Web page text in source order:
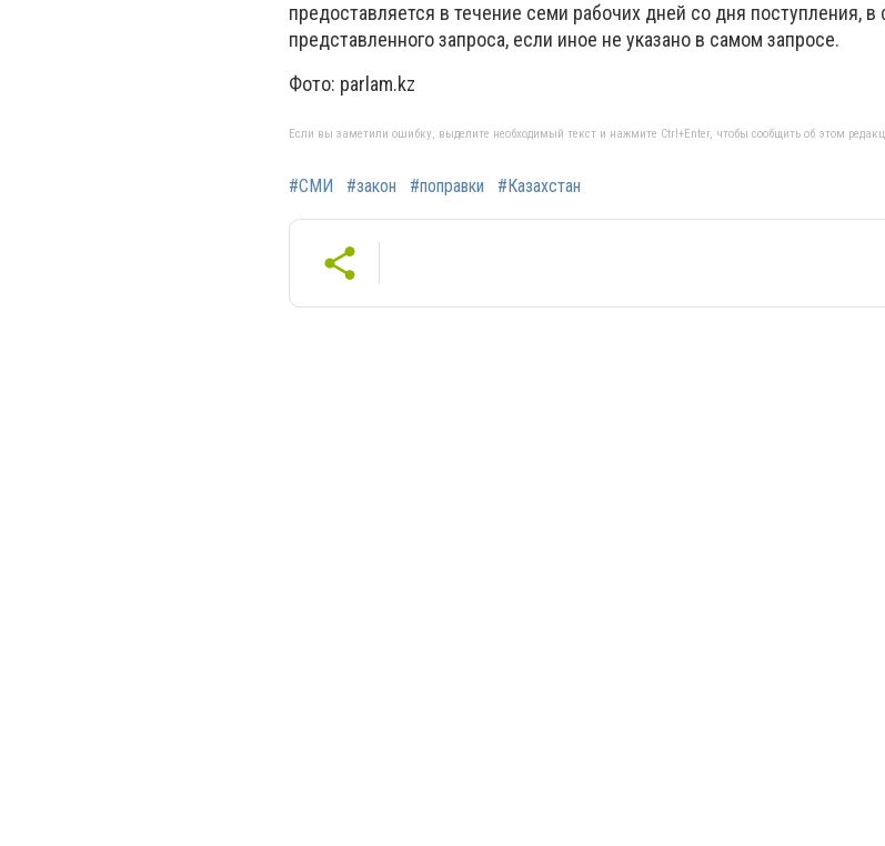
предоставляется в течение семи рабочих дней со дня поступления,
представленного запроса, если иное не указано в самом запросе.
Фото: parlam.kz
Если вы заметили ошибку, выделите необходимый текст и нажмите Ctrl+Enter, чтобы сообщить об этом
#СМИ #закон #поправки #Казахстан